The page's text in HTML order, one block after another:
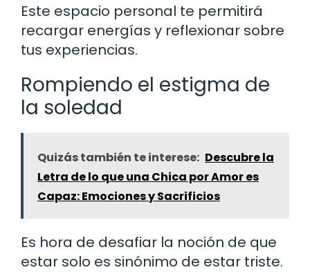
Este espacio personal te permitirá
recargar energías y reflexionar sobre
tus experiencias.
Rompiendo el estigma de
la soledad
Quizás también te interese: Descubre la
Letra de lo que una Chica por Amor es
Capaz: Emociones y Sacrificios
Es hora de desafiar la noción de que
estar solo es sinónimo de estar triste.